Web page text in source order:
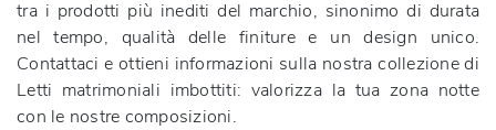
tra i prodotti più inediti del marchio, sinonimo di durata
nel tempo, qualità delle finiture e un design unico.
Contattaci e ottieni informazioni sulla nostra collezione di
Letti matrimoniali imbottiti: valorizza la tua zona notte
con le nostre composizioni.